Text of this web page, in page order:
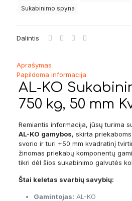
kg,Sukabinimo spyna
Dalintis
Aprašymas
Papildoma informacija
AL-KO
750 kg, 50 mm
Remiantis informacija, jūsų turima
AL-KO gamybos, skirta
svorio ir turi +50 mm kvadratinį
žinomas priekabų komponentų
tikri dėl šios sukabinimo galvutės
Štai keletas svarbių savybių:
Gamintojas: AL-KO